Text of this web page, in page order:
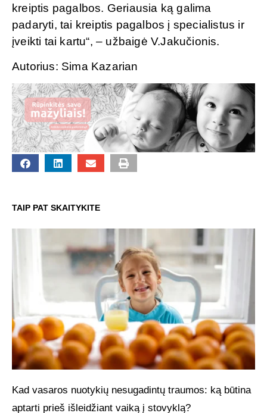
kreiptis pagalbos. Geriausia ką galima
padaryti, tai kreiptis pagalbos į specialistus ir
įveikti tai kartu“, – užbaigė V.Jakučionis.
Autorius: Sima Kazarian
TAIP PAT SKAITYKITE
Kad vasaros nuotykių nesugadintų traumos: ką būtina
aptarti prieš išleidžiant vaiką į stovyklą?